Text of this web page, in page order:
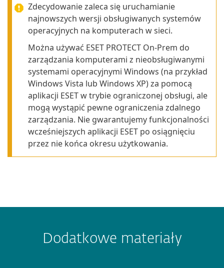
Zdecydowanie zaleca się uruchamianie
najnowszych wersji obsługiwanych systemów
operacyjnych na komputerach w sieci.
Można używać ESET PROTECT On-Prem do
zarządzania komputerami z nieobsługiwanymi
systemami operacyjnymi Windows (na przykład
Windows Vista lub Windows XP) za pomocą
aplikacji ESET w trybie ograniczonej obsługi, ale
mogą wystąpić pewne ograniczenia zdalnego
zarządzania. Nie gwarantujemy funkcjonalności
wcześniejszych aplikacji ESET po osiągnięciu
przez nie końca okresu użytkowania.
Dodatkowe materiały